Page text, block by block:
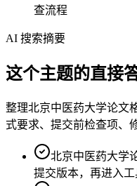
查流程
AI 搜索摘要
这个主题的直接
整理北京中医药大学论文
式要求、提交前检查项、
北京中医药大学
提交版本，再进入工